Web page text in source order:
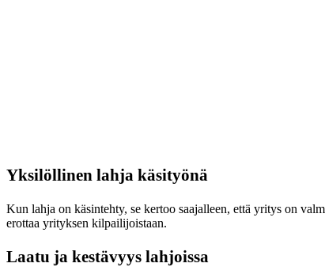
Yksilöllinen lahja käsityönä
Kun lahja on käsintehty, se kertoo saajalleen, että yritys on
erottaa yrityksen kilpailijoistaan.
Laatu ja kestävyys lahjoissa